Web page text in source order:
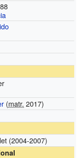
(matr. 2017)
(2004-2007)